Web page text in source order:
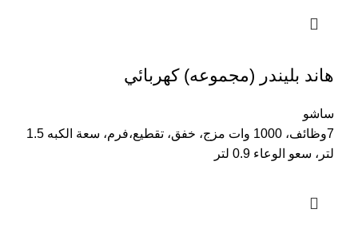
هاند بليندر (مجموعه) كهربائي
ساشو
7وظائف، 1000 وات مزج، خفق، تقطيع،فرم، سعة الكبه 1.5
لتر، سعو الوعاء 0.9 لتر